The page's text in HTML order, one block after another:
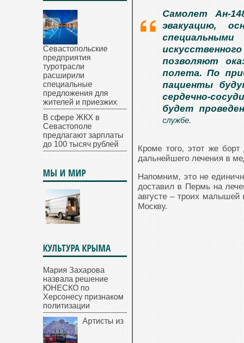
Самолет Ан-
эвакуацию,
позволяют
полета. По
пациенты
сердечно-
будет
службе.
Кроме того, этот же
дальнейшего лечения в
Напомним, это не
доставил в Пермь на
августе – троих малышей
Москву.
Севастопольские
предприятия
туротрасли
расширили
специальные
предложения для
жителей и приезжих
В сфере ЖКХ в
Севастополе
предлагают зарплаты
до 100 тысяч рублей
МЫ И МИР
КУЛЬТУРА КРЫМА
Мария Захарова
назвала решение
ЮНЕСКО по
Херсонесу признаком
политизации
Артисты из